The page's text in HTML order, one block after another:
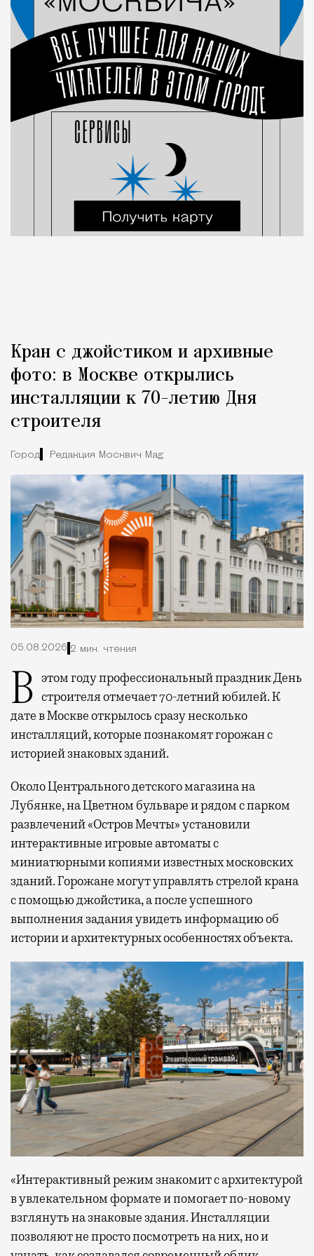
Кран с джойстиком и архивные
фото: в Москве открылись
инсталляции к 70-летию Дня
строителя
Город Редакция Москвич Mag
05.08.2026 2 мин. чтения
В этом году профессиональный праздник День строителя отмечает 70-летний юбилей. К
дате в Москве открылось сразу несколько
инсталляций, которые познакомят горожан с
историей знаковых зданий.
Около Центрального детского магазина на
Лубянке, на Цветном бульваре и рядом с парком
развлечений «Остров Мечты» установили
интерактивные игровые автоматы с
миниатюрными копиями известных московских
зданий. Горожане могут управлять стрелой крана
с помощью джойстика, а после успешного
выполнения задания увидеть информацию об
истории и архитектурных особенностях объекта.
«Интерактивный режим знакомит с архитектурой
в увлекательном формате и помогает по-новому
взглянуть на знаковые здания. Инсталляции
позволяют не просто посмотреть на них, но и